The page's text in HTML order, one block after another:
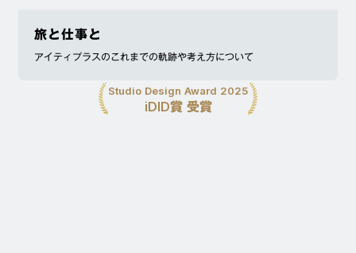
旅と仕事と
アイティプラスのこれまでの軌跡や考え方について
Studio Design Award 2025
iDID賞 受賞